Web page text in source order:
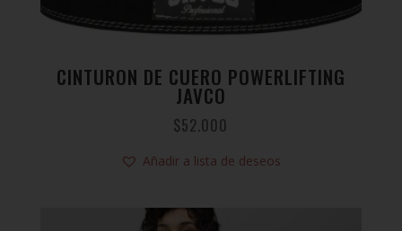
CINTURON DE CUERO POWERLIFTING
JAVCO
$52.000
Añadir a lista de deseos